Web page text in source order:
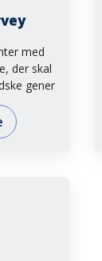
med
der skal
gener